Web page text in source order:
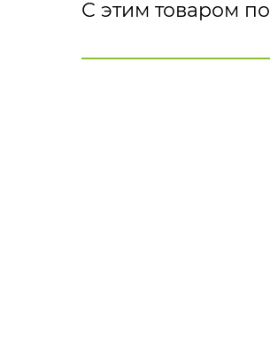
С этим товаром